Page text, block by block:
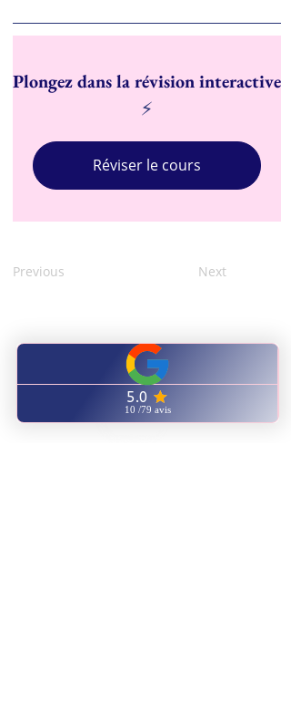
Plongez dans la révision interactive
⚡
Réviser le cours
Previous Next